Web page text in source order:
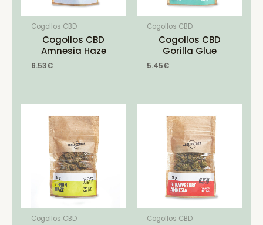
Cogollos CBD
Cogollos CBD
Amnesia Haze
6.53€
Cogollos CBD
Cogollos CBD
Gorilla Glue
5.45€
Cogollos CBD Cogollos CBD